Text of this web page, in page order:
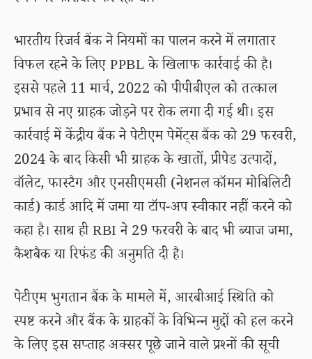
भारतीय रिजर्व बैंक ने नियमों का पालन करने में लगातार
विफल रहने के लिए PPBL के खिलाफ कार्रवाई की है।
इससे पहले 11 मार्च, 2022 को पीपीबीएल को तत्काल
प्रभाव से नए ग्राहक जोड़ने पर रोक लगा दी गई थी। इस
कार्रवाई में केंद्रीय बैंक ने पेटीएम पेमेंट्स बैंक को 29 फरवरी,
2024 के बाद किसी भी ग्राहक के खातों, प्रीपेड उत्पादों,
वॉलेट, फास्टैग और एनसीएमसी (नेशनल कॉमन मोबिलिटी
कार्ड) कार्ड आदि में जमा या टॉप-अप स्वीकार नहीं करने को
कहा है। साथ ही RBI ने 29 फरवरी के बाद भी ब्याज जमा,
कैशबैक या रिफंड की अनुमति दी है।
पेटीएम भुगतान बैंक के मामले में, आरबीआई स्थिति को
स्पष्ट करने और बैंक के ग्राहकों के विभिन्न मुद्दों को हल करने
के लिए इस सप्ताह अक्सर पूछे जाने वाले प्रश्नों की सूची